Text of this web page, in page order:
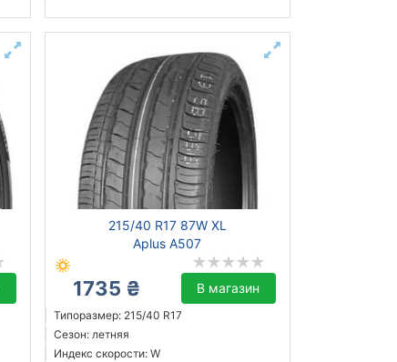
215/40 R17 87W XL
Aplus A507
1735 ₴ В магазин
Типоразмер: 215/40 R17
Сезон: летняя
Индекс скорости: W